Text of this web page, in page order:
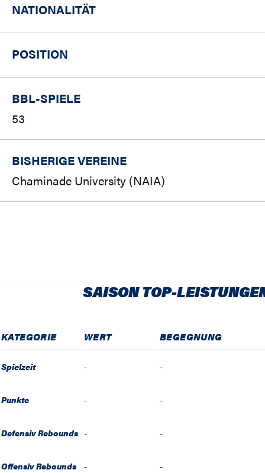
NATIONALITÄT
POSITION
BBL-SPIELE
53
BISHERIGE VEREINE
Chaminade University (NAIA)
SAISON TOP-
KATEGORIE WERT BEGEGNUNG
Spielzeit - -
Punkte - -
Defensiv Rebounds - -
Offensiv Rebounds - -